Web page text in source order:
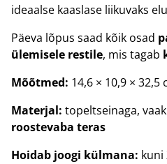
ideaalse kaaslase liikuvaks
Päeva lõpus saad kõik osad
ülemisele restile, mis tagab
Mõõtmed: 14,6 × 10,9 × 32,5
Materjal: topeltseinaga,
roostevaba teras
Hoidab joogi külmana: kuni